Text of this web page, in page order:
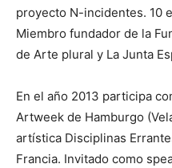
proyecto N-incidentes. 10
Miembro fundador de la
de Arte plural y La Junta
En el año 2013 participa
Artweek de Hamburgo
artística Disciplinas
Francia. Invitado como